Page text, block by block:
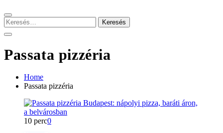
Keresés:
Passata pizzéria
Home
Passata pizzéria
10 perc0